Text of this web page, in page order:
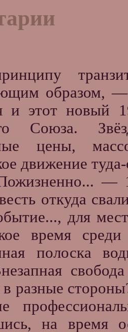
образом,
и этот новый
Союза.
цены,
движение
—
откуда
для
время
полоска
разные
на время